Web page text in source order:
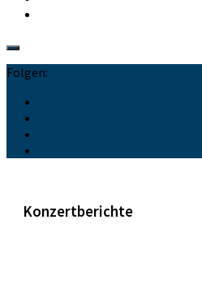
Folgen:
Konzertberichte